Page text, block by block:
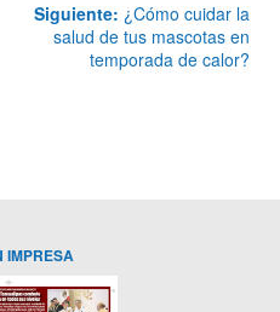
Siguiente: ¿Cómo cuidar la
salud de tus mascotas en
temporada de calor?
IMPRESA